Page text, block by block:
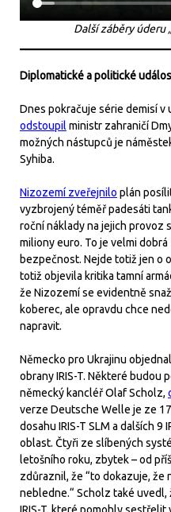
Další záběry úderu
Diplomatické a politické
Dnes pokračuje série demisí
odstoupil ministr zahraničí
možných nástupců je
Syhiba.
Nizozemí zveřejnilo plán
vyzbrojený téměř padesáti
roční náklady na jejich provoz
miliony euro. To je velmi
bezpečnost. Nejde totiž jen o
totiž objevila kritika tamní
že Nizozemí se evidentně
koberec, ale opravdu chce
napravit.
Německo pro Ukrajinu
obrany IRIS-T. Některé budou
německý kancléř Olaf Scholz,
verze Deutsche Welle je ze
dosahu IRIS-T SLM a dalších 9
oblast. Čtyři ze slíbených
letošního roku, zbytek – od
zdůraznil, že “to dokazuje, že
nebledne.“ Scholz také uvedl,